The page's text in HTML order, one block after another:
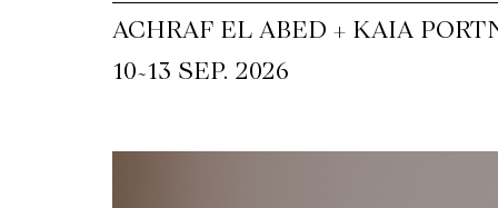
ACHRAF EL ABED + KAIA
10~13 SEP. 2026